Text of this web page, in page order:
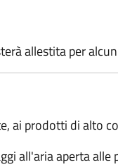
allestita per
ai prodotti di alto
all'aria aperta